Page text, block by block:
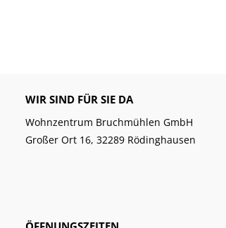
WIR SIND FÜR SIE DA
Wohnzentrum Bruchmühlen GmbH
Großer Ort 16, 32289 Rödinghausen